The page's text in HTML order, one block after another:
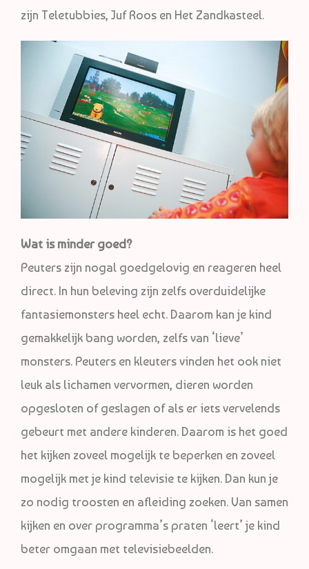
zijn Teletubbies, Juf Roos en Het Zandkasteel.
Wat is minder goed?
Peuters zijn nogal goedgelovig en reageren heel
direct. In hun beleving zijn zelfs overduidelijke
fantasiemonsters heel echt. Daarom kan je kind
gemakkelijk bang worden, zelfs van ‘lieve’
monsters. Peuters en kleuters vinden het ook niet
leuk als lichamen vervormen, dieren worden
opgesloten of geslagen of als er iets vervelends
gebeurt met andere kinderen. Daarom is het goed
het kijken zoveel mogelijk te beperken en zoveel
mogelijk met je kind televisie te kijken. Dan kun je
zo nodig troosten en afleiding zoeken. Van samen
kijken en over programma’s praten ‘leert’ je kind
beter omgaan met televisiebeelden.